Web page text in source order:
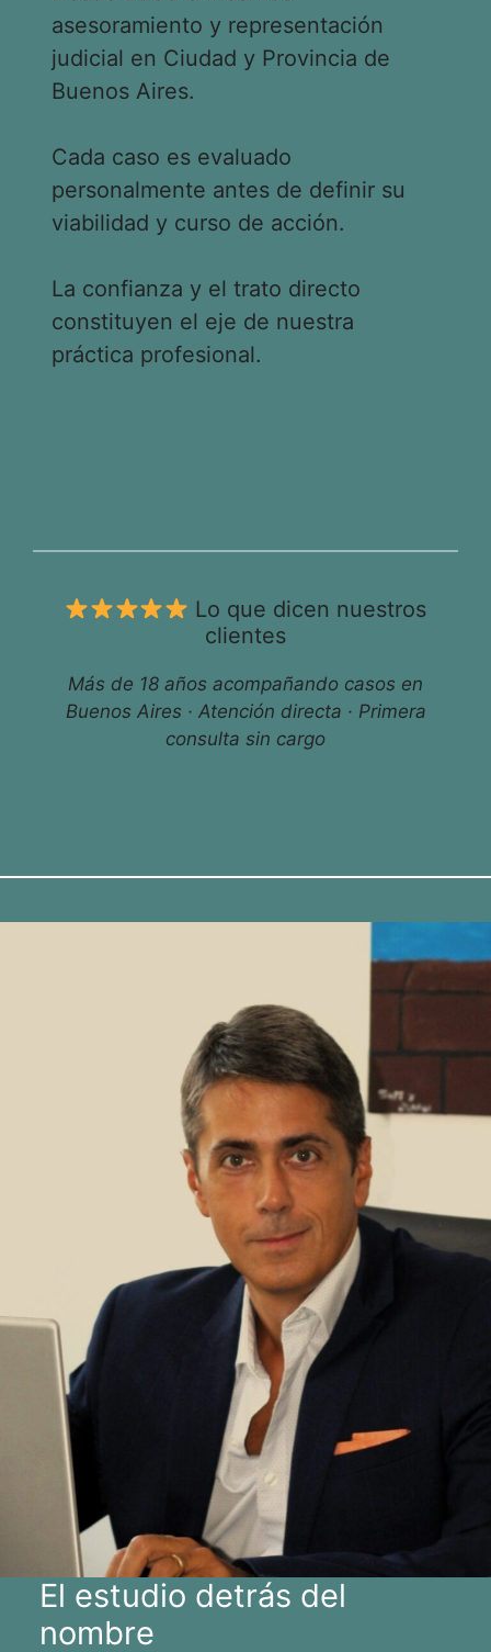
asesoramiento y representación
judicial en Ciudad y Provincia de
Buenos Aires.
Cada caso es evaluado
personalmente antes de definir su
viabilidad y curso de acción.
La confianza y el trato directo
constituyen el eje de nuestra
práctica profesional.
Lo que dicen nuestros
clientes
Más de 18 años acompañando casos en
Buenos Aires · Atención directa · Primera
consulta sin cargo
El estudio detrás del
nombre